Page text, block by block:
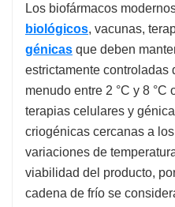
Los biofármacos
biológicos, vacunas,
génicas que deben
estrictamente controladas
menudo entre 2 °C y 8
terapias celulares y
criogénicas cercanas a
variaciones de
viabilidad del producto,
cadena de frío se